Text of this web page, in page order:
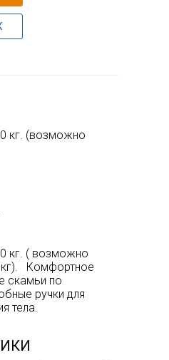
кг. (возможно
кг. ( возможно
кг). Комфортное
скамьи по
ручки для
тела.